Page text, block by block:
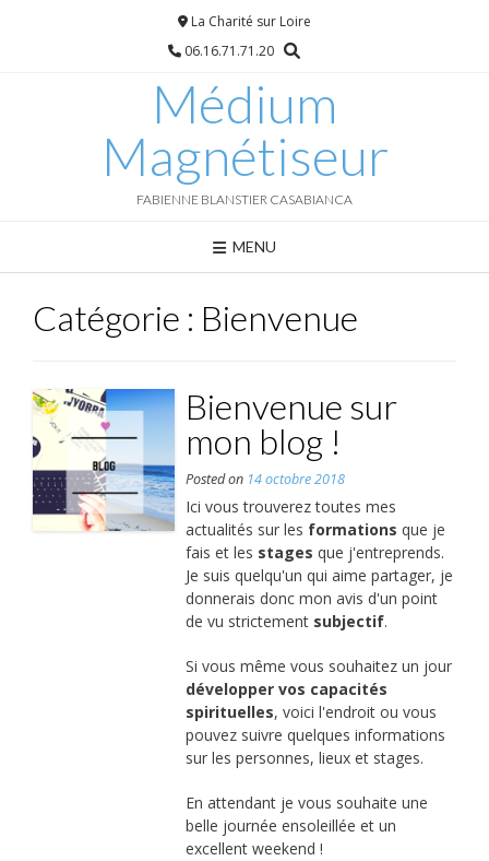
La Charité sur Loire
06.16.71.71.20
Médium
Magnétiseur
FABIENNE BLANSTIER CASABIANCA
MENU
Catégorie : Bienvenue
Bienvenue sur
mon blog !
Posted on 14 octobre 2018
Ici vous trouverez toutes mes
actualités sur les formations que je
fais et les stages que j'entreprends.
Je suis quelqu'un qui aime partager, je
donnerais donc mon avis d'un point
de vu strictement subjectif.
Si vous même vous souhaitez un jour
développer vos capacités
spirituelles, voici l'endroit ou vous
pouvez suivre quelques informations
sur les personnes, lieux et stages.
En attendant je vous souhaite une
belle journée ensoleillée et un
excellent weekend !